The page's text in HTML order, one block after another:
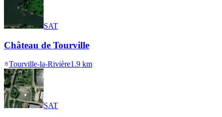
SAT
Château de Tourville
Tourville-la-Rivière1.9 km
SAT